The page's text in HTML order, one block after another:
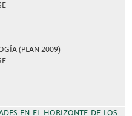
(PLAN 2009)
EN EL HORIZONTE DE LOS